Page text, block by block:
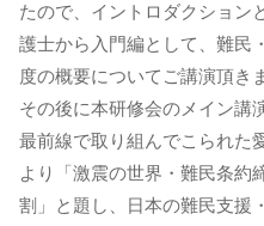
たので、イントロダクション
護士から入門編として、難民
度の概要についてご講演頂き
その後に本研修会のメイン講
最前線で取り組んでこられた
より「激震の世界・難民条約
割」と題し、日本の難民支援